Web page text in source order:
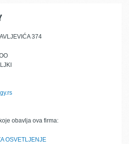
374
obavlja ova firma:
OSVETLJENJE